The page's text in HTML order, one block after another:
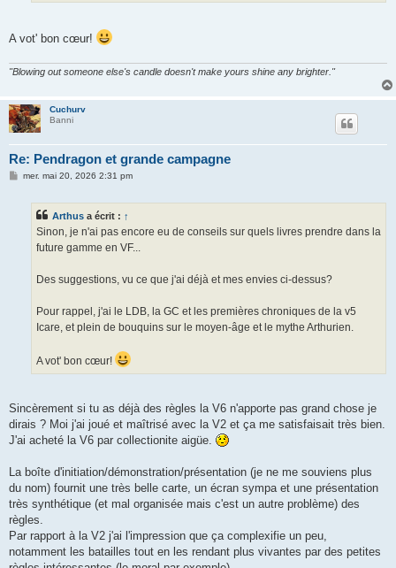
A vot' bon cœur!
"Blowing out someone else's candle doesn't make yours shine any brighter."
Cuchurv
Banni
Re: Pendragon et grande campagne
Mmer. mai 20, 2026 2:31 pm
Arthus a écrit : ↑
Sinon, je n'ai pas encore eu de conseils sur quels livres prendre dans la
future gamme en VF...
Des suggestions, vu ce que j'ai déjà et mes envies ci-dessus?
Pour rappel, j'ai le LDB, la GC et les premières chroniques de la v5
Icare, et plein de bouquins sur le moyen-âge et le mythe Arthurien.
A vot' bon cœur!
Sincèrement si tu as déjà des règles la V6 n'apporte pas grand chose je
dirais ? Moi j'ai joué et maîtrisé avec la V2 et ça me satisfaisait très bien.
J'ai acheté la V6 par collectionite aigüe.
La boîte d'initiation/démonstration/présentation (je ne me souviens plus
du nom) fournit une très belle carte, un écran sympa et une présentation
très synthétique (et mal organisée mais c'est un autre problème) des
règles.
Par rapport à la V2 j'ai l'impression que ça complexifie un peu,
notamment les batailles tout en les rendant plus vivantes par des petites